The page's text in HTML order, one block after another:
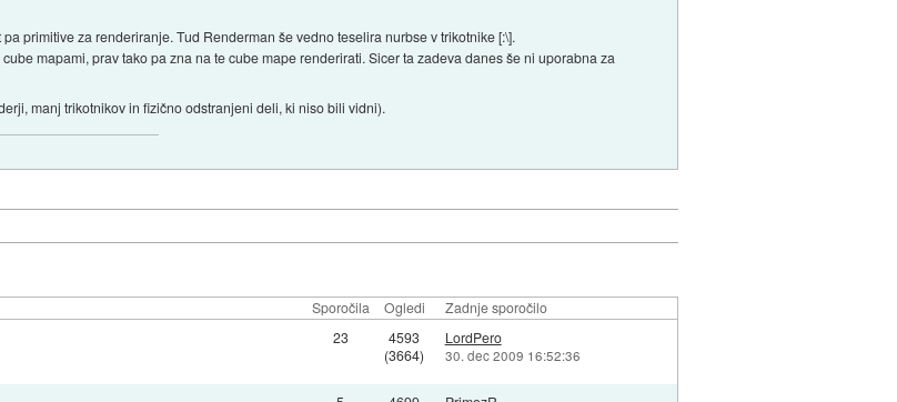
primitive za renderiranje. Tud Renderman še vedno teselira nurbse v trikotnike [:\].
mapami, prav tako pa zna na te cube mape renderirati. Sicer ta zadeva danes še ni uporabna za
manj trikotnikov in fizično odstranjeni deli, ki niso bili vidni).
Sporočila Ogledi Zadnje sporočilo
23
4593
(3664)
LordPero
30. dec 2009 16:52:36